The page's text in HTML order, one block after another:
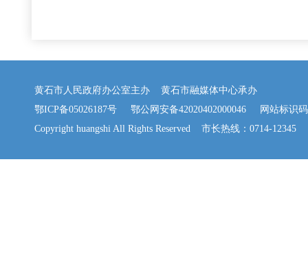
黄石市人民政府办公室主办 黄石市融媒体中心承办
鄂ICP备05026187号
鄂公网安备42020402000046 网站标识码
Copyright huangshi All Rights Reserved 市长热线：0714-12345